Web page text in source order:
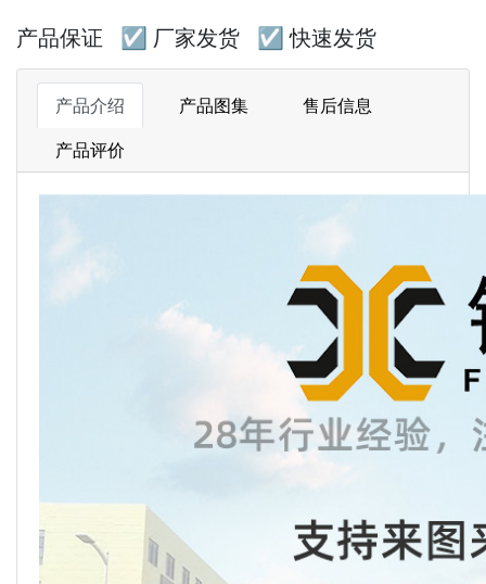
产品保证 ☑ 厂家发货 ☑ 快速发货
产品介绍 产品图集 售后信息
产品评价